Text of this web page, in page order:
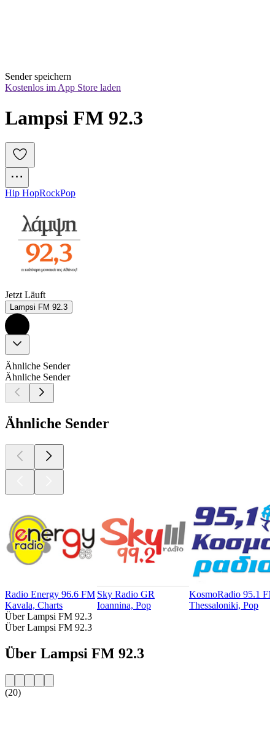
Sender speichern
Kostenlos im App Store laden
Hip HopRockPop
Jetzt Läuft
Lampsi FM 92.3
Ähnliche Sender
Ähnliche Sender
Ähnliche Sender
Radio Energy 96.6 FM
Kavala, Charts
Sky Radio GR
Ioannina, Pop
KosmoRadio 95.1
Thessaloniki, Pop
Über Lampsi FM 92.3
Über Lampsi FM 92.3
Über Lampsi FM 92.3
(20)